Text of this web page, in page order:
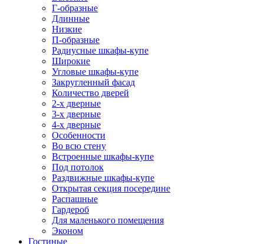
Г-образные
Длинные
Низкие
П-образные
Радиусные шкафы-купе
Широкие
Угловые шкафы-купе
Закругленный фасад
Количество дверей
2-х дверные
3-х дверные
4-х дверные
Особенности
Во всю стену
Встроенные шкафы-купе
Под потолок
Раздвижные шкафы-купе
Открытая секция посередине
Распашные
Гардероб
Для маленького помещения
Эконом
Гостиные